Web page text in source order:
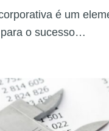
é um
o sucesso…